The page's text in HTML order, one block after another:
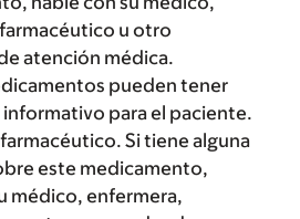
u otro
atención médica.
pueden tener
para el paciente.
Si tiene alguna
este medicamento,
médico, enfermera,